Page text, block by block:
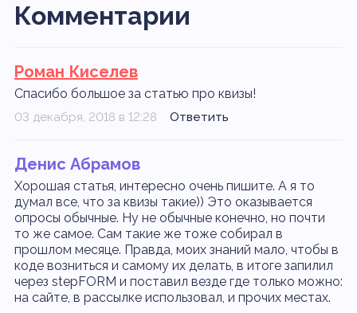
Комментарии
Роман Киселев
Спасибо большое за статью про квизы!
03 декабря, 2018 в 12:28 Ответить
Денис Абрамов
Хорошая статья, интересно очень пишите. А я то
думал все, что за квизы такие)) Это оказывается
опросы обычные. Ну не обычные конечно, но почти
то же самое. Сам такие же тоже собирал в
прошлом месяце. Правда, моих знаний мало, чтобы в
коде возниться и самому их делать, в итоге запилил
через stepFORM и поставил везде где только можно:
на сайте, в рассылке использовал, и прочих местах.